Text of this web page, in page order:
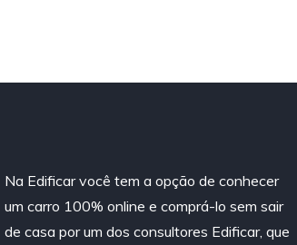
Na Edificar você tem a opção de conhecer
um carro 100% online e comprá-lo sem sair
de casa por um dos consultores Edificar, que